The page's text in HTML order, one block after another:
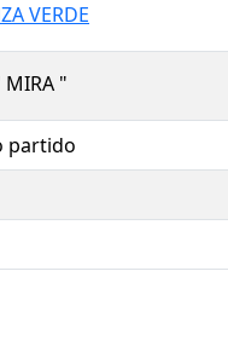
VERDE
"
partido